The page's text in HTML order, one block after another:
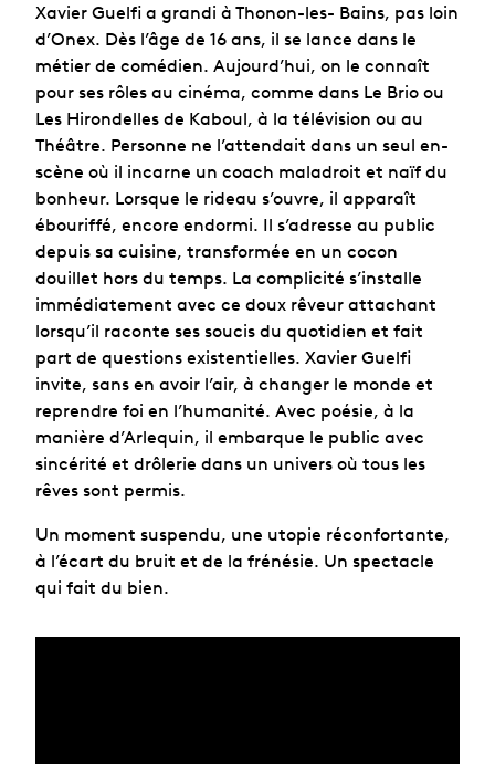
Xavier Guelfi a grandi à Thonon-les- Bains, pas loin
d’Onex. Dès l’âge de 16 ans, il se lance dans le
métier de comédien. Aujourd’hui, on le connaît
pour ses rôles au cinéma, comme dans Le Brio ou
Les Hirondelles de Kaboul, à la télévision ou au
Théâtre. Personne ne l’attendait dans un seul en-
scène où il incarne un coach maladroit et naïf du
bonheur. Lorsque le rideau s’ouvre, il apparaît
ébouriffé, encore endormi. Il s’adresse au public
depuis sa cuisine, transformée en un cocon
douillet hors du temps. La complicité s’installe
immédiatement avec ce doux rêveur attachant
lorsqu’il raconte ses soucis du quotidien et fait
part de questions existentielles. Xavier Guelfi
invite, sans en avoir l’air, à changer le monde et
reprendre foi en l’humanité. Avec poésie, à la
manière d’Arlequin, il embarque le public avec
sincérité et drôlerie dans un univers où tous les
rêves sont permis.
Un moment suspendu, une utopie réconfortante,
à l’écart du bruit et de la frénésie. Un spectacle
qui fait du bien.